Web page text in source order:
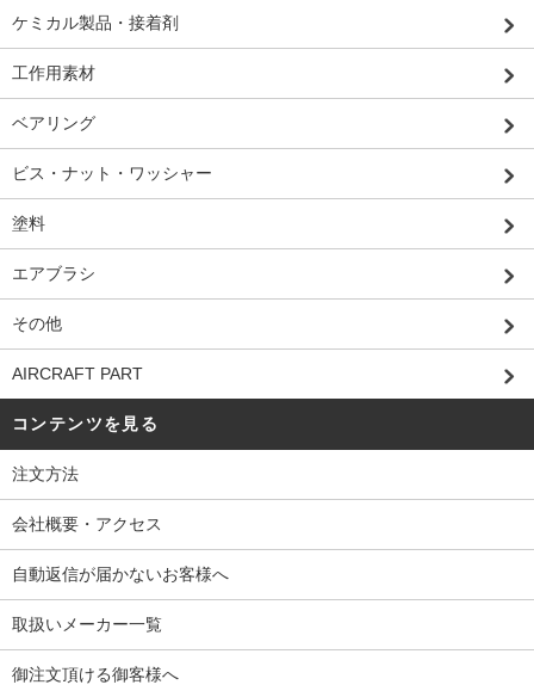
ケミカル製品・接着剤
工作用素材
ベアリング
ビス・ナット・ワッシャー
塗料
エアブラシ
その他
AIRCRAFT PART
コンテンツを見る
注文方法
会社概要・アクセス
自動返信が届かないお客様へ
取扱いメーカー一覧
御注文頂ける御客様へ